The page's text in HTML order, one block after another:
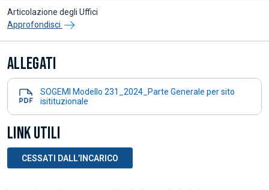
Articolazione degli Uffici
Approfondisci
ALLEGATI
SOGEMI Modello 231_2024_Parte Generale per sito
isitituzionale
LINK UTILI
CESSATI DALL’INCARICO